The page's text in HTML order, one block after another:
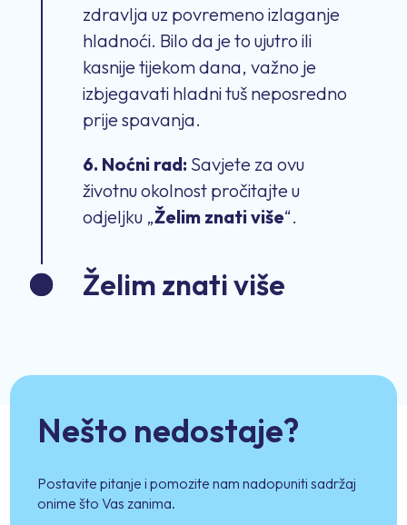
zdravlja uz povremeno izlaganje
hladnoći. Bilo da je to ujutro ili
kasnije tijekom dana, važno je
izbjegavati hladni tuš neposredno
prije spavanja.
6. Noćni rad: Savjete za ovu
životnu okolnost pročitajte u
odjeljku „Želim znati više“.
Želim znati više
Nešto nedostaje?
Postavite pitanje i pomozite nam nadopuniti sadržaj
onime što Vas zanima.